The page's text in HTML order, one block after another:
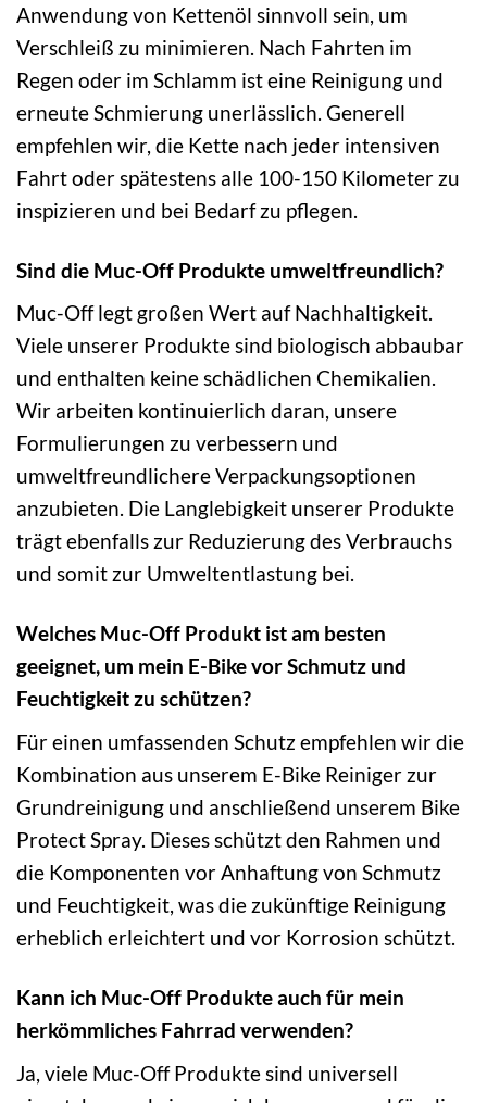
Anwendung von Kettenöl sinnvoll sein, um
Verschleiß zu minimieren. Nach Fahrten im
Regen oder im Schlamm ist eine Reinigung und
erneute Schmierung unerlässlich. Generell
empfehlen wir, die Kette nach jeder intensiven
Fahrt oder spätestens alle 100-150 Kilometer zu
inspizieren und bei Bedarf zu pflegen.
Sind die Muc-Off Produkte umweltfreundlich?
Muc-Off legt großen Wert auf Nachhaltigkeit.
Viele unserer Produkte sind biologisch abbaubar
und enthalten keine schädlichen Chemikalien.
Wir arbeiten kontinuierlich daran, unsere
Formulierungen zu verbessern und
umweltfreundlichere Verpackungsoptionen
anzubieten. Die Langlebigkeit unserer Produkte
trägt ebenfalls zur Reduzierung des Verbrauchs
und somit zur Umweltentlastung bei.
Welches Muc-Off Produkt ist am besten
geeignet, um mein E-Bike vor Schmutz und
Feuchtigkeit zu schützen?
Für einen umfassenden Schutz empfehlen wir die
Kombination aus unserem E-Bike Reiniger zur
Grundreinigung und anschließend unserem Bike
Protect Spray. Dieses schützt den Rahmen und
die Komponenten vor Anhaftung von Schmutz
und Feuchtigkeit, was die zukünftige Reinigung
erheblich erleichtert und vor Korrosion schützt.
Kann ich Muc-Off Produkte auch für mein
herkömmliches Fahrrad verwenden?
Ja, viele Muc-Off Produkte sind universell